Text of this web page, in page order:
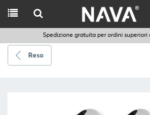
Spedire
Spedizione gratuita per ordini superiori
Reso